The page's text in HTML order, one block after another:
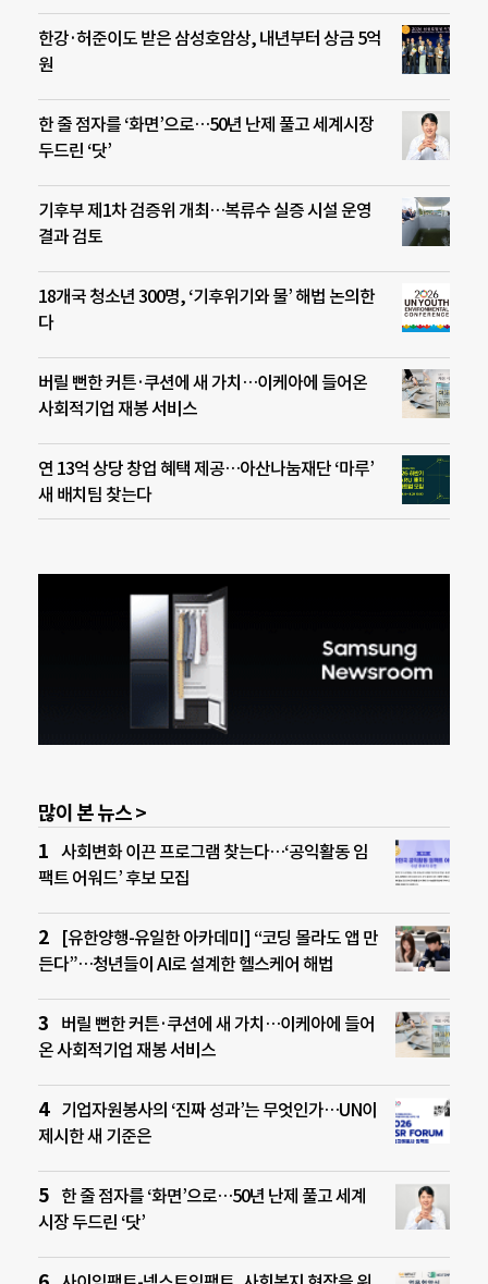
한강·허준이도 받은 삼성호암상, 내년부터 상금 5억
원
한 줄 점자를 ‘화면’으로…50년 난제 풀고 세계시장
두드린 ‘닷’
기후부 제1차 검증위 개최…복류수 실증 시설 운영
결과 검토
18개국 청소년 300명, ‘기후위기와 물’ 해법 논의한
다
버릴 뻔한 커튼·쿠션에 새 가치…이케아에 들어온
사회적기업 재봉 서비스
연 13억 상당 창업 혜택 제공…아산나눔재단 ‘마루’
새 배치팀 찾는다
많이 본 뉴스 >
사회변화 이끈 프로그램 찾는다…‘공익활동 임
팩트 어워드’ 후보 모집
[유한양행-유일한 아카데미] “코딩 몰라도 앱 만
든다”…청년들이 AI로 설계한 헬스케어 해법
버릴 뻔한 커튼·쿠션에 새 가치…이케아에 들어
온 사회적기업 재봉 서비스
기업자원봉사의 ‘진짜 성과’는 무엇인가…UN이
제시한 새 기준은
한 줄 점자를 ‘화면’으로…50년 난제 풀고 세계
시장 두드린 ‘닷’